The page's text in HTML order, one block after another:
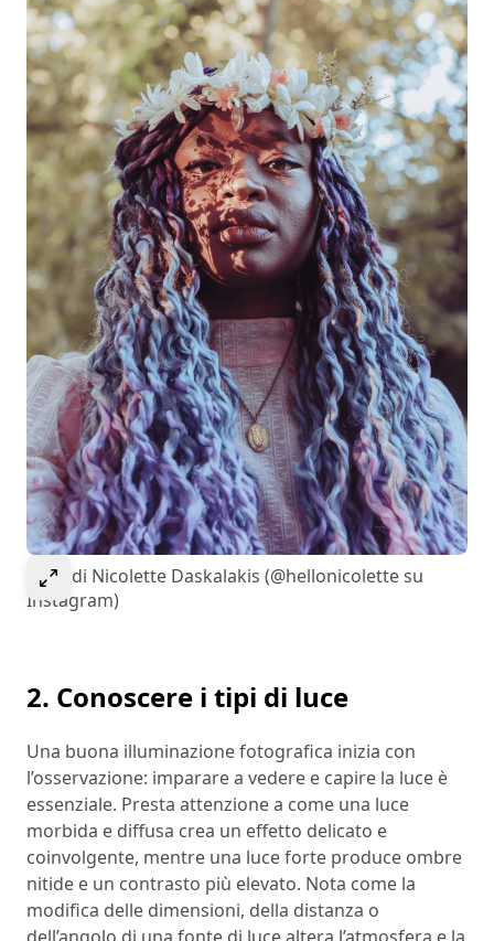
Select to expand image
Enny di Nicolette Daskalakis (@hellonicolette su
Instagram)
2. Conoscere i tipi di luce
Una buona illuminazione fotografica inizia con
l’osservazione: imparare a vedere e capire la luce è
essenziale. Presta attenzione a come una luce
morbida e diffusa crea un effetto delicato e
coinvolgente, mentre una luce forte produce ombre
nitide e un contrasto più elevato. Nota come la
modifica delle dimensioni, della distanza o